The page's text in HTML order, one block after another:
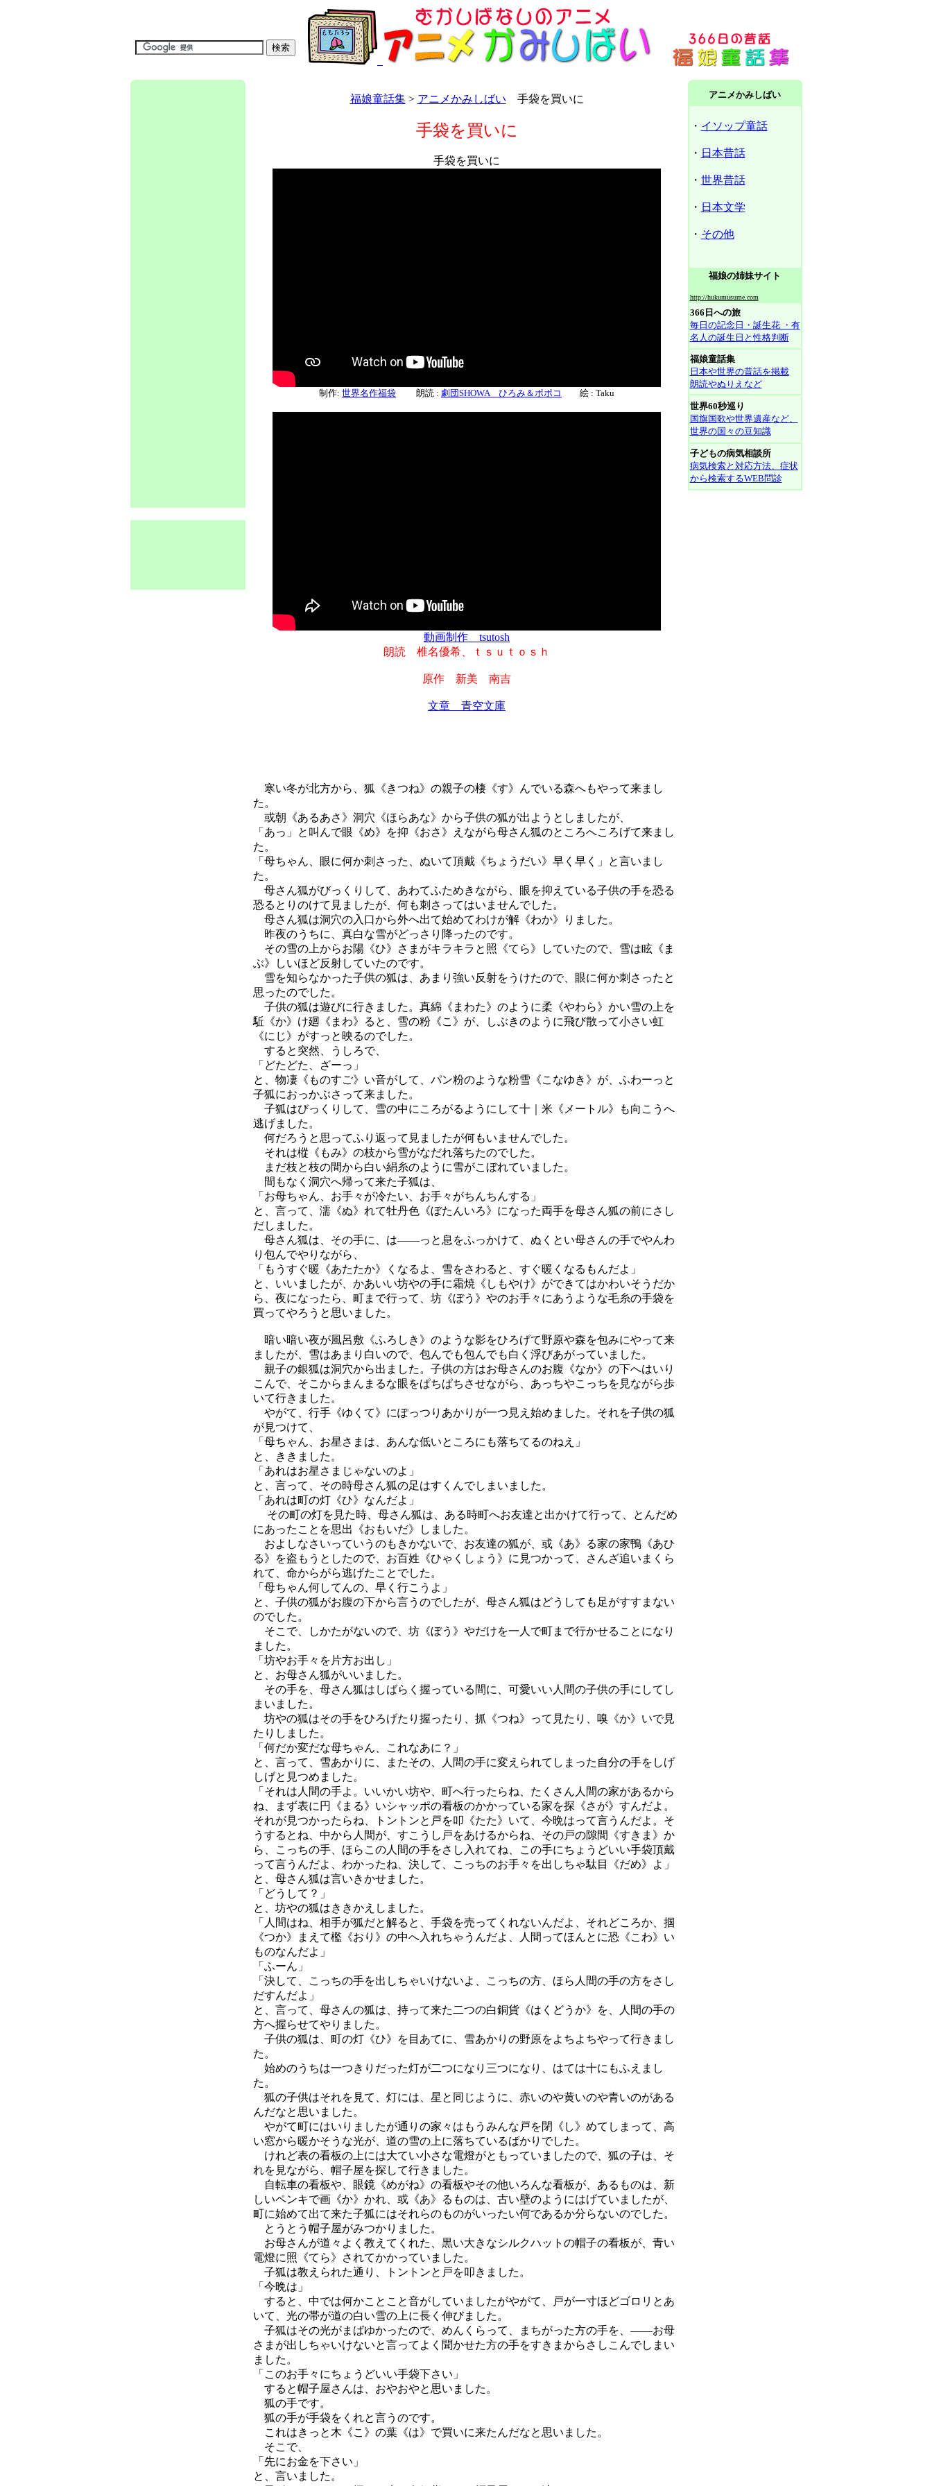
福娘童話集> アニメかみしばい 手袋を買いに
手袋を買いに
手袋を買いに
制作: 世界名作福袋 朗読 : 劇団SHOWA ひろみ＆ポポコ 絵 : Taku
動画制作 tsutosh
朗読 椎名優希、ｔｓｕｔｏｓｈ
原作 新美 南吉
文章 青空文庫
寒い冬が北方から、狐《きつね》の親子の棲《す》んでいる森へもやって来まし
た。
或朝《あるあさ》洞穴《ほらあな》から子供の狐が出ようとしましたが、
「あっ」と叫んで眼《め》を抑《おさ》えながら母さん狐のところへころげて来まし
た。
「母ちゃん、眼に何か刺さった、ぬいて頂戴《ちょうだい》早く早く」と言いまし
た。
母さん狐がびっくりして、あわてふためきながら、眼を抑えている子供の手を恐る
恐るとりのけて見ましたが、何も刺さってはいませんでした。
母さん狐は洞穴の入口から外へ出て始めてわけが解《わか》りました。
昨夜のうちに、真白な雪がどっさり降ったのです。
その雪の上からお陽《ひ》さまがキラキラと照《てら》していたので、雪は眩《ま
ぶ》しいほど反射していたのです。
雪を知らなかった子供の狐は、あまり強い反射をうけたので、眼に何か刺さったと
思ったのでした。
子供の狐は遊びに行きました。真綿《まわた》のように柔《やわら》かい雪の上を
駈《か》け廻《まわ》ると、雪の粉《こ》が、しぶきのように飛び散って小さい虹
《にじ》がすっと映るのでした。
すると突然、うしろで、
「どたどた、ざーっ」
と、物凄《ものすご》い音がして、パン粉のような粉雪《こなゆき》が、ふわーっと
子狐におっかぶさって来ました。
子狐はびっくりして、雪の中にころがるようにして十｜米《メートル》も向こうへ
逃げました。
何だろうと思ってふり返って見ましたが何もいませんでした。
それは樅《もみ》の枝から雪がなだれ落ちたのでした。
まだ枝と枝の間から白い絹糸のように雪がこぼれていました。
間もなく洞穴へ帰って来た子狐は、
「お母ちゃん、お手々が冷たい、お手々がちんちんする」
と、言って、濡《ぬ》れて牡丹色《ぼたんいろ》になった両手を母さん狐の前にさし
だしました。
母さん狐は、その手に、は――っと息をふっかけて、ぬくとい母さんの手でやんわ
り包んでやりながら、
「もうすぐ暖《あたたか》くなるよ、雪をさわると、すぐ暖くなるもんだよ」
と、いいましたが、かあいい坊やの手に霜焼《しもやけ》ができてはかわいそうだか
ら、夜になったら、町まで行って、坊《ぼう》やのお手々にあうような毛糸の手袋を
買ってやろうと思いました。
暗い暗い夜が風呂敷《ふろしき》のような影をひろげて野原や森を包みにやって来
ましたが、雪はあまり白いので、包んでも包んでも白く浮びあがっていました。
親子の銀狐は洞穴から出ました。子供の方はお母さんのお腹《なか》の下へはいり
こんで、そこからまんまるな眼をぱちぱちさせながら、あっちやこっちを見ながら歩
いて行きました。
やがて、行手《ゆくて》にぽっつりあかりが一つ見え始めました。それを子供の狐
が見つけて、
「母ちゃん、お星さまは、あんな低いところにも落ちてるのねえ」
と、ききました。
「あれはお星さまじゃないのよ」
と、言って、その時母さん狐の足はすくんでしまいました。
「あれは町の灯《ひ》なんだよ」
その町の灯を見た時、母さん狐は、ある時町へお友達と出かけて行って、とんだめ
にあったことを思出《おもいだ》しました。
およしなさいっていうのもきかないで、お友達の狐が、或《あ》る家の家鴨《あひ
る》を盗もうとしたので、お百姓《ひゃくしょう》に見つかって、さんざ追いまくら
れて、命からがら逃げたことでした。
「母ちゃん何してんの、早く行こうよ」
と、子供の狐がお腹の下から言うのでしたが、母さん狐はどうしても足がすすまない
のでした。
そこで、しかたがないので、坊《ぼう》やだけを一人で町まで行かせることになり
ました。
「坊やお手々を片方お出し」
と、お母さん狐がいいました。
その手を、母さん狐はしばらく握っている間に、可愛いい人間の子供の手にしてし
まいました。
坊やの狐はその手をひろげたり握ったり、抓《つね》って見たり、嗅《か》いで見
たりしました。
「何だか変だな母ちゃん、これなあに？」
と、言って、雪あかりに、またその、人間の手に変えられてしまった自分の手をしげ
しげと見つめました。
「それは人間の手よ。いいかい坊や、町へ行ったらね、たくさん人間の家があるから
ね、まず表に円《まる》いシャッポの看板のかかっている家を探《さが》すんだよ。
それが見つかったらね、トントンと戸を叩《たた》いて、今晩はって言うんだよ。そ
うするとね、中から人間が、すこうし戸をあけるからね、その戸の隙間《すきま》か
ら、こっちの手、ほらこの人間の手をさし入れてね、この手にちょうどいい手袋頂戴
って言うんだよ、わかったね、決して、こっちのお手々を出しちゃ駄目《だめ》よ」
と、母さん狐は言いきかせました。
「どうして？」
と、坊やの狐はききかえしました。
「人間はね、相手が狐だと解ると、手袋を売ってくれないんだよ、それどころか、掴
《つか》まえて檻《おり》の中へ入れちゃうんだよ、人間ってほんとに恐《こわ》い
ものなんだよ」
「ふーん」
「決して、こっちの手を出しちゃいけないよ、こっちの方、ほら人間の手の方をさし
だすんだよ」
と、言って、母さんの狐は、持って来た二つの白銅貨《はくどうか》を、人間の手の
方へ握らせてやりました。
子供の狐は、町の灯《ひ》を目あてに、雪あかりの野原をよちよちやって行きまし
た。
始めのうちは一つきりだった灯が二つになり三つになり、はては十にもふえまし
た。
狐の子供はそれを見て、灯には、星と同じように、赤いのや黄いのや青いのがある
んだなと思いました。
やがて町にはいりましたが通りの家々はもうみんな戸を閉《し》めてしまって、高
い窓から暖かそうな光が、道の雪の上に落ちているばかりでした。
けれど表の看板の上には大てい小さな電燈がともっていましたので、狐の子は、そ
れを見ながら、帽子屋を探して行きました。
自転車の看板や、眼鏡《めがね》の看板やその他いろんな看板が、あるものは、新
しいペンキで画《か》かれ、或《あ》るものは、古い壁のようにはげていましたが、
町に始めて出て来た子狐にはそれらのものがいったい何であるか分らないのでした。
とうとう帽子屋がみつかりました。
お母さんが道々よく教えてくれた、黒い大きなシルクハットの帽子の看板が、青い
電燈に照《てら》されてかかっていました。
子狐は教えられた通り、トントンと戸を叩きました。
「今晩は」
すると、中では何かことこと音がしていましたがやがて、戸が一寸ほどゴロリとあ
いて、光の帯が道の白い雪の上に長く伸びました。
子狐はその光がまばゆかったので、めんくらって、まちがった方の手を、――お母
さまが出しちゃいけないと言ってよく聞かせた方の手をすきまからさしこんでしまい
ました。
「このお手々にちょうどいい手袋下さい」
すると帽子屋さんは、おやおやと思いました。
狐の手です。
狐の手が手袋をくれと言うのです。
これはきっと木《こ》の葉《は》で買いに来たんだなと思いました。
そこで、
「先にお金を下さい」
と、言いました。
アニメかみしばい
・ イソップ童話
・ 日本昔話
・ 世界昔話
・ 日本文学
・ その他
福娘の姉妹サイト
http://hukumusume.com
366日への旅
毎日の記念日・誕生花 ・有
名人の誕生日と性格判断
福娘童話集
日本や世界の昔話を掲載
朗読やぬりえなど
世界60秒巡り
国旗国歌や世界遺産など、
世界の国々の豆知識
子どもの病気相談所
病気検索と対応方法、症状
から検索するWEB問診